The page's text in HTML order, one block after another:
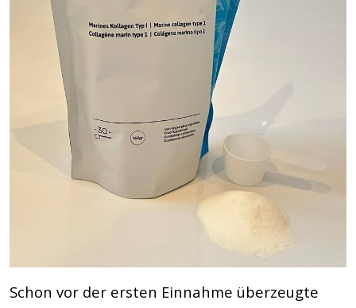
Schon vor der ersten Einnahme überzeugte